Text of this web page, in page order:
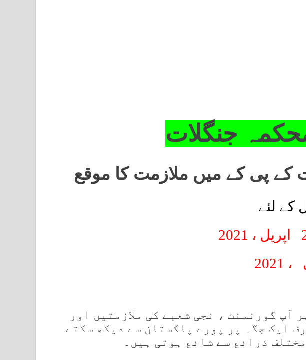
جنگلات
کے پی کے میں ملازمت کا موقع
، 2021
آپ گورنمنٹ ، نجی شعبے کی ملازمتیں اور
ایک جگہ پر پورے پاکستان سے دیکھ سکتے
ذرائع سے شائع ہوتی ہیں۔